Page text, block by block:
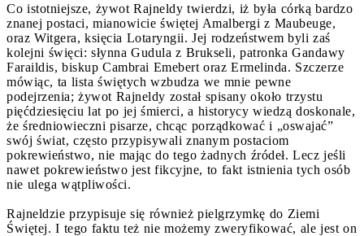
Co istotniejsze, żywot Rajneldy twierdzi, iż była córką bardzo
znanej postaci, mianowicie świętej Amalbergi z Maubeuge,
oraz Witgera, księcia Lotaryngii. Jej rodzeństwem byli zaś
kolejni święci: słynna Gudula z Brukseli, patronka Gandawy
Faraildis, biskup Cambrai Emebert oraz Ermelinda. Szczerze
mówiąc, ta lista świętych wzbudza we mnie pewne
podejrzenia; żywot Rajneldy został spisany około trzystu
pięćdziesięciu lat po jej śmierci, a historycy wiedzą doskonale,
że średniowieczni pisarze, chcąc porządkować i „oswajać”
swój świat, często przypisywali znanym postaciom
pokrewieństwo, nie mając do tego żadnych źródeł. Lecz jeśli
nawet pokrewieństwo jest fikcyjne, to fakt istnienia tych osób
nie ulega wątpliwości.
Rajneldzie przypisuje się również pielgrzymkę do Ziemi
Świętej. I tego faktu też nie możemy zweryfikować, ale jest on